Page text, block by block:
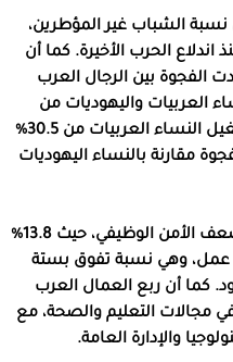
الشباب غير المؤطرين،
من 22.3% إلى 34.5% منذ اندلاع الحرب الأخيرة. كما أن
الفجوة بين الرجال العرب
70%، وبين النساء العربيات واليهوديات من
54% إلى 66%. رغم ارتفاع نسبة تشغيل النساء العربيات من 30.5%
الفجوة مقارنة بالنساء اليهوديات
كذلك، يعاني المجتمع العربي من ضعف الأمن الوظيفي، حيث 13.8%
عمل، وهي نسبة تفوق بستة
كما أن ربع العمال العرب
في مجالات التعليم والصحة، مع
والإدارة العامة.